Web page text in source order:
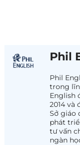
Phil
Phil
trong
English
2014 và
Sở giáo
phát
tư vấn
ngàn